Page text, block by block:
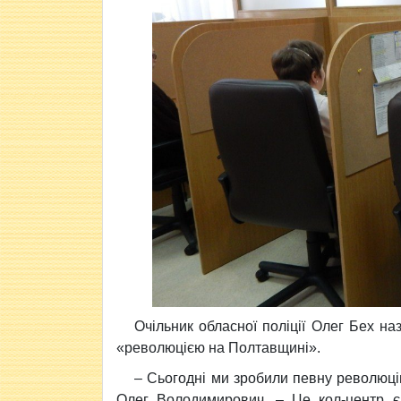
Очільник обласної поліції Олег Бех
«революцією на Полтавщині».
– Сьогодні ми зробили певну